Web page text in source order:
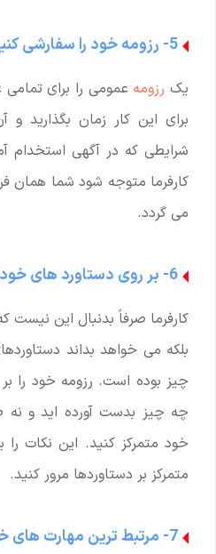
5- رزومه خود را سفارشی کنید.
یک رزومه عمومی را برای
برای این کار زمان بگذارید
شرایطی که در آگهی استخدام
کارفرما متوجه شود شما همان
می گردد.
6- بر روی دستاورد های خودتان تمرکز کنید.
کارفرما صرفاً بدنبال این نیست
بلکه می خواهد بداند
چیز بوده است. رزومه خود را
چه چیز بدست آورده اید و
خود متمرکز کنید. این نکات
متمرکز بر دستاوردها مرور کنید.
7- مرتبط ترین مهارت های خود را در رزومه بنویسید.